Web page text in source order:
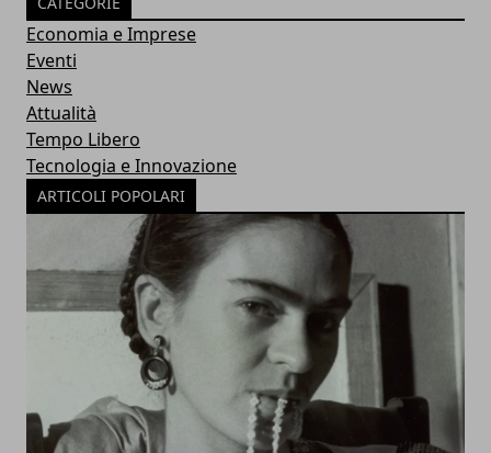
Economia e Imprese
Eventi
News
Attualità
Tempo Libero
Tecnologia e Innovazione
ARTICOLI POPOLARI